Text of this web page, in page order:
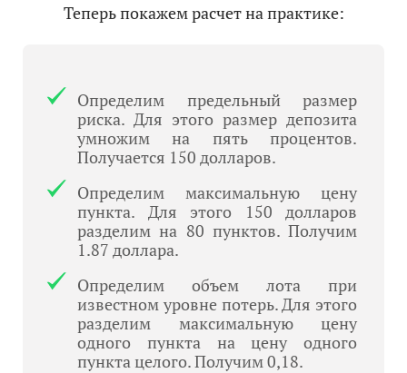
Теперь покажем расчет на практике:
Определим предельный размер
риска. Для этого размер депозита
умножим на пять процентов.
Получается 150 долларов.
Определим максимальную цену
пункта. Для этого 150 долларов
разделим на 80 пунктов. Получим
1.87 доллара.
Определим объем лота при
известном уровне потерь. Для этого
разделим максимальную цену
одного пункта на цену одного
пункта целого. Получим 0,18.